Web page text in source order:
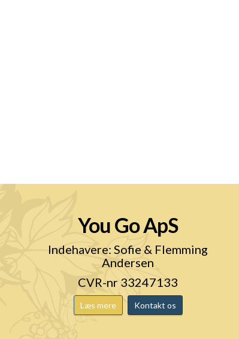
You Go ApS
Indehavere: Sofie & Flemming
Andersen
CVR-nr 33247133
Læs mere Kontakt os